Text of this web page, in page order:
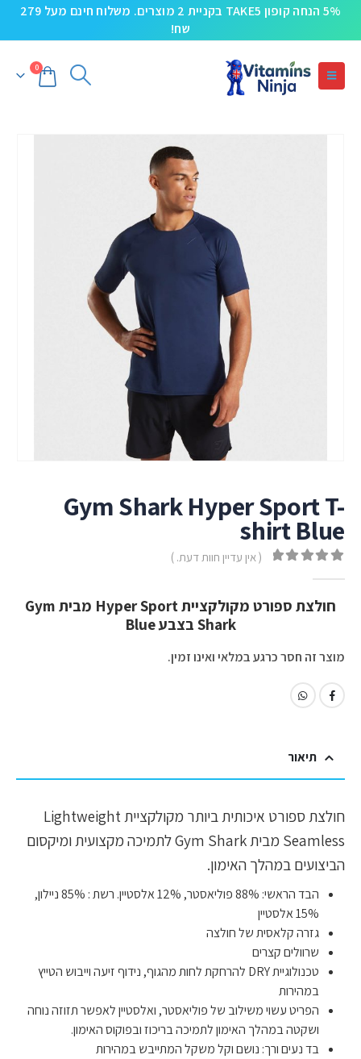
5% הנחה קופון TAKE5 בקניית 2 מוצרים. משלוח חינם מעל 279
שח!
0
Gym Shark Hyper Sport T-
shirt Blue
( אין עדיין חוות דעת. )
חולצת ספורט מקולקציית Hyper Sport מבית Gym
Shark בצבע Blue
מוצר זה חסר כרגע במלאי ואינו זמין.
תיאור
חולצת ספורט איכותית ביותר מקולקציית Lightweight
Seamless מבית Gym Shark לתמיכה מקצועית ומיקסום
הביצועים במהלך האימון.
הבד הראשי: 88% פוליאסטר, 12% אלסטיין. רשת : 85% ניילון,
15% אלסטיין
גזרה קלאסית של חולצה
שרוולים קצרים
טכנולוגיית DRY להרחקת לחות מהגוף, נידוף זיעה וייבוש הטייץ
במהירות
הפריט עשוי משילוב של פוליאסטר, ואלסטיין לאפשר תזוזה נוחה
ושקטה במהלך האימון לתמיכה בריכוז ובפוקוס האימון.
בד נעים ורך: נושם וקל משקל המתייבש במהירות